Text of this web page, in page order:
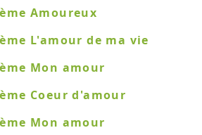
Amoureux
L'amour de ma vie
Mon amour
Coeur d'amour
Mon amour